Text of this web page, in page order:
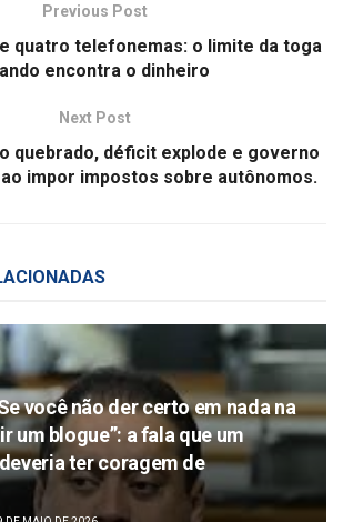
Previous Post
quatro telefonemas: o limite da toga
encontra o dinheiro
Next Post
quebrado, déficit explode e governo
impor impostos sobre autônomos.
você não der certo em nada na
um blogue”: a fala que um
ter coragem de